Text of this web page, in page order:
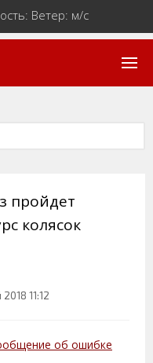
Ветер: м/с
пройдет
колясок
11:12
об ошибке